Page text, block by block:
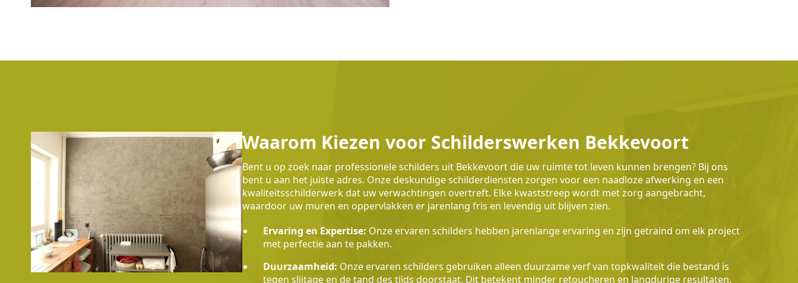
Waarom Kiezen voor Schilderswerken Bekkevoort
Bent u op zoek naar professionele schilders uit Bekkevoort die uw ruimte tot leven kunnen brengen? Bij ons
bent u aan het juiste adres. Onze deskundige schilderdiensten zorgen voor een naadloze afwerking en een
kwaliteitsschilderwerk dat uw verwachtingen overtreft. Elke kwaststreep wordt met zorg aangebracht,
waardoor uw muren en oppervlakken er jarenlang fris en levendig uit blijven zien.
Ervaring en Expertise: Onze ervaren schilders hebben jarenlange ervaring en zijn getraind om elk project
met perfectie aan te pakken.
Duurzaamheid: Onze ervaren schilders gebruiken alleen duurzame verf van topkwaliteit die bestand is
tegen slijtage en de tand des tijds doorstaat. Dit betekent minder retoucheren en langdurige resultaten.